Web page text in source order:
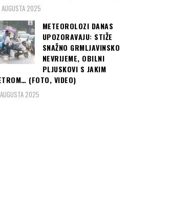
2025
METEOROLOZI DANAS
UPOZORAVAJU: STIŽE
SNAŽNO GRMLJAVINSKO
NEVRIJEME, OBILNI
PLJUSKOVI S JAKIM
(FOTO, VIDEO)
2025